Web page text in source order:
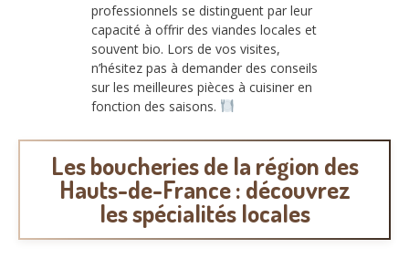
professionnels se distinguent par leur
capacité à offrir des viandes locales et
souvent bio. Lors de vos visites,
n’hésitez pas à demander des conseils
sur les meilleures pièces à cuisiner en
fonction des saisons.
Les boucheries de la région des
Hauts-de-France : découvrez
les spécialités locales